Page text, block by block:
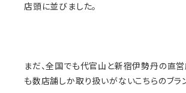
店頭に並びました。
まだ、全国でも代官山と新宿伊勢丹の直
も数店舗しか取り扱いがないこちらのブラン